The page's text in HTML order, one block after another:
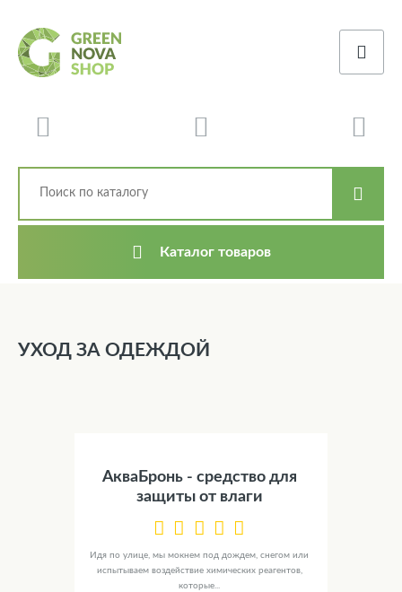
Каталог товаров
УХОД ЗА ОДЕЖДОЙ
АкваБронь - средство для
защиты от влаги
Идя по улице, мы мокнем под дождем, снегом или
испытываем воздействие химических реагентов,
которые...